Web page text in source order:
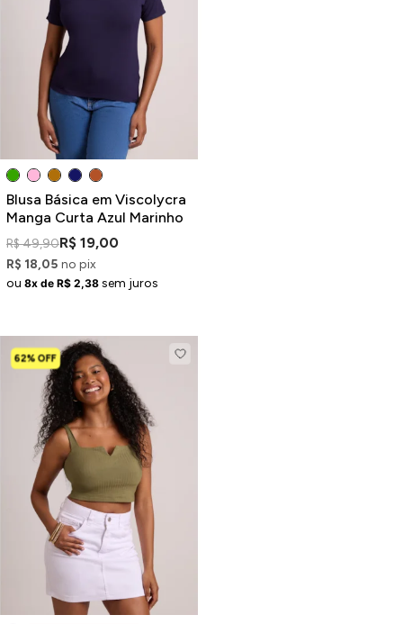
Blusa Básica em Viscolycra
Manga Curta Azul Marinho
R$ 49,90R$ 19,00
R$ 18,05 no pix
ou 8x de R$ 2,38 sem juros
62% OFF